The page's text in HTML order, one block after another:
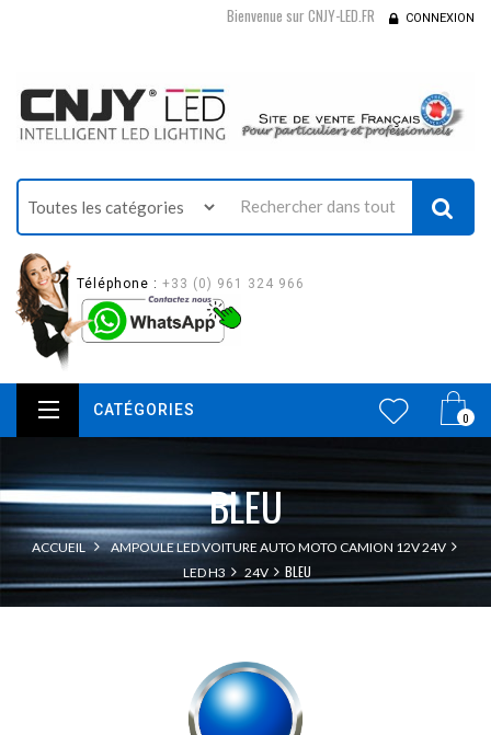
Bienvenue sur CNJY-LED.FR CONNEXION
Téléphone : +33 (0) 961 324 966
0
CATÉGORIES
BLEU
ACCUEIL
AMPOULE LED VOITURE AUTO MOTO CAMION 12V 24V
LED H3
24V BLEU